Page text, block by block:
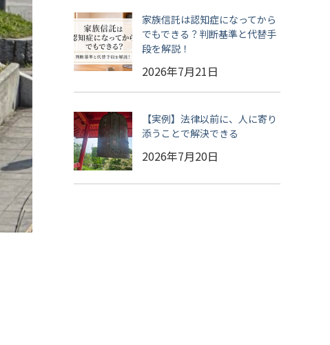
家族信託は認知症になってから
でもできる？判断基準と代替手
段を解説！
2026年7月21日
【実例】法律以前に、人に寄り
添うことで解決できる
2026年7月20日